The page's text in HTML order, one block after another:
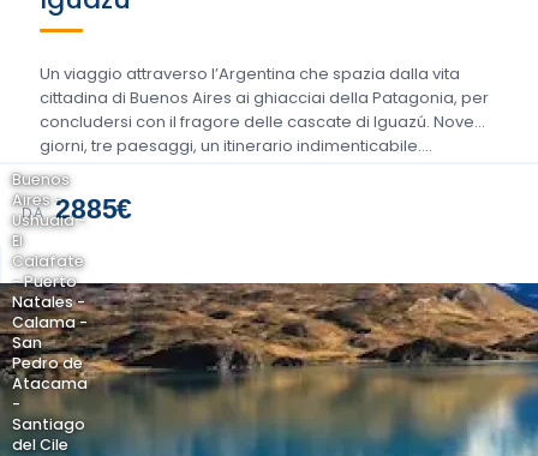
Un viaggio attraverso l’Argentina che spazia dalla vita
cittadina di Buenos Aires ai ghiacciai della Patagonia, per
concludersi con il fragore delle cascate di Iguazú. Nove
giorni, tre paesaggi, un itinerario indimenticabile….
DA 2885€
Buenos
Aires -
Ushuaia -
El
Calafate
- Puerto
Natales -
Calama -
San
Pedro de
Atacama
-
Santiago
del Cile